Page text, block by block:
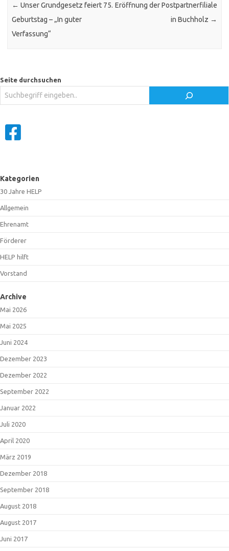
← Unser Grundgesetz feiert 75.
Geburtstag – „In guter
Verfassung“
Eröffnung der Postpartnerfiliale
in Buchholz →
Seite durchsuchen
Kategorien
30 Jahre HELP
Allgemein
Ehrenamt
Förderer
HELP hilft
Vorstand
Archive
Mai 2026
Mai 2025
Juni 2024
Dezember 2023
Dezember 2022
September 2022
Januar 2022
Juli 2020
April 2020
März 2019
Dezember 2018
September 2018
August 2018
August 2017
Juni 2017